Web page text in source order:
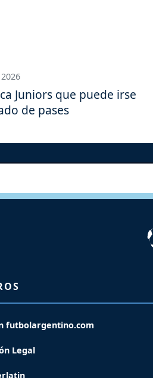
Juniors que puede irse
de pases
futbolargentino.com
Legal